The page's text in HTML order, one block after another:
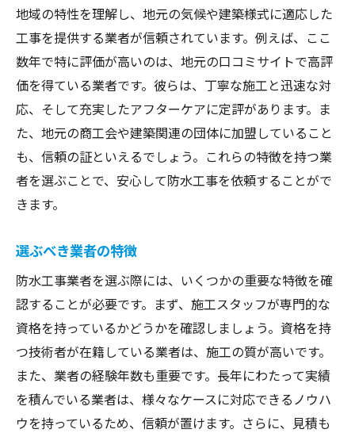
地域の特性を理解し、地元の気候や建築様式に適応した
工事を提供する業者が信頼されています。例えば、ここ
数年で特に評価が高いのは、地元の口コミサイトで高評
価を得ている業者です。彼らは、丁寧な施工と迅速な対
応、そして充実したアフターケアに定評があります。ま
た、地元の商工会や建築関連の団体に加盟していること
も、信頼の証といえるでしょう。これらの特徴を持つ業
者を選ぶことで、安心して防水工事を依頼することがで
きます。
選ぶべき業者の特徴
防水工事業者を選ぶ際には、いくつかの重要な特徴を確
認することが必要です。まず、施工スタッフが専門的な
資格を持っているかどうかを確認しましょう。資格を持
つ技術者が在籍している業者は、施工の質が高いです。
また、業者の経験年数も重要です。長年にわたって実績
を積んでいる業者は、様々なケースに対応できるノウハ
ウを持っているため、信頼が置けます。さらに、見積も